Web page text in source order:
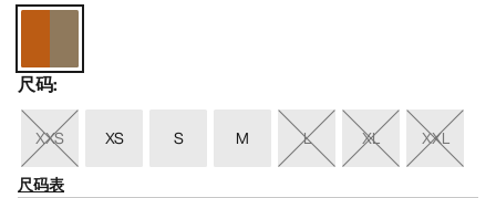
尺码:
XXS XS S M L XL
XXL
尺码表